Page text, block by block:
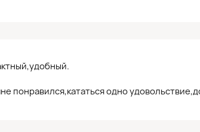
понравился,кататься одно